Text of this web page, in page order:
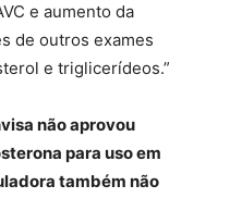
e aumento da
de outros exames
e triglicerídeos.”
não aprovou
para uso em
também não